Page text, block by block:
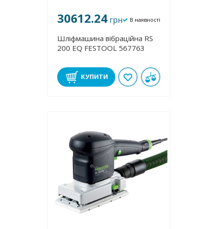
30612.24 грн В наявності
Шліфмашина вібраційна RS
200 EQ FESTOOL 567763
КУПИТИ